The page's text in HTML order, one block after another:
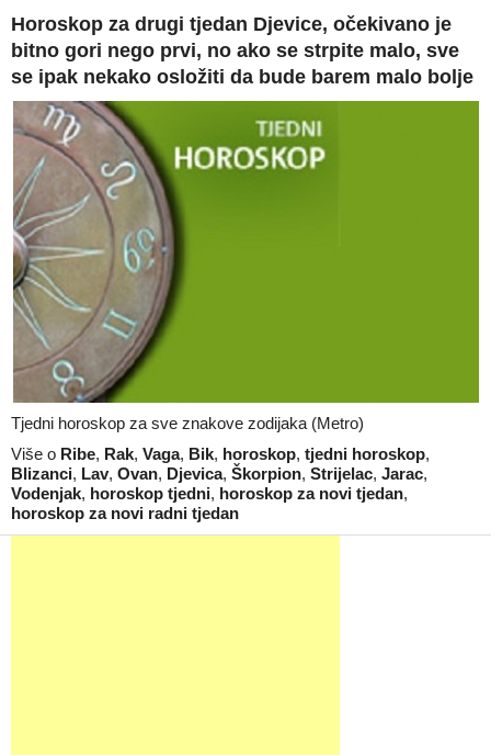
Horoskop za drugi tjedan Djevice, očekivano je
bitno gori nego prvi, no ako se strpite malo, sve
se ipak nekako osložiti da bude barem malo bolje
Tjedni horoskop za sve znakove zodijaka (Metro)
Više o Ribe, Rak, Vaga, Bik, horoskop, tjedni horoskop,
Blizanci, Lav, Ovan, Djevica, Škorpion, Strijelac, Jarac,
Vodenjak, horoskop tjedni, horoskop za novi tjedan,
horoskop za novi radni tjedan